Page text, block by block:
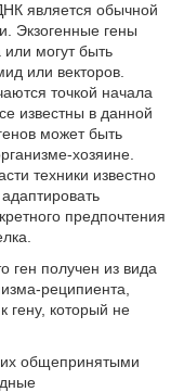
является обычной
Экзогенные гены
могут быть
или векторов.
точкой начала
известны в данной
может быть
хозяине.
техники известно
предпочтения
ген получен из вида
реципиента,
гену, который не
общепринятыми